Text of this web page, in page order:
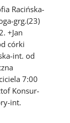
Racińska-
grg.(23)
+Jan
córki
int. od
7:00
Konsur-
int.